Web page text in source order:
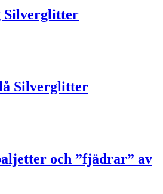
Silverglitter
Silverglitter
och ”fjädrar” av